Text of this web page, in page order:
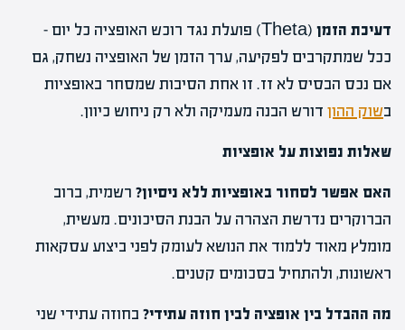
דעיכת הזמן
(Theta) פועלת נגד רוכש האופציה כל יום –
ככל שמתקרבים לפקיעה, ערך הזמן של האופציה נשחק, גם
אם נכס הבסיס לא זז. זו אחת הסיבות שמסחר באופציות
בשוק ההון דורש הבנה מעמיקה ולא רק ניחוש כיוון.
שאלות נפוצות על אופציות
האם אפשר לסחור באופציות ללא ניסיון? רשמית, ברוב
הברוקרים נדרשת הצהרה על הבנת הסיכונים. מעשית,
מומלץ מאוד ללמוד את הנושא לעומק לפני ביצוע עסקאות
ראשונות, ולהתחיל בסכומים קטנים.
מה ההבדל בין אופציה לבין חוזה עתידי? בחוזה עתידי שני